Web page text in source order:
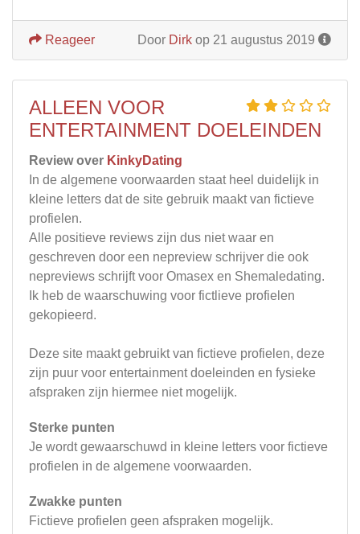
Door Dirk op 21 augustus 2019
Reageer
ALLEEN VOOR
ENTERTAINMENT DOELEINDEN
Review over KinkyDating
In de algemene voorwaarden staat heel duidelijk in
kleine letters dat de site gebruik maakt van fictieve
profielen.
Alle positieve reviews zijn dus niet waar en
geschreven door een nepreview schrijver die ook
nepreviews schrijft voor Omasex en Shemaledating.
Ik heb de waarschuwing voor fictlieve profielen
gekopieerd.
Deze site maakt gebruikt van fictieve profielen, deze
zijn puur voor entertainment doeleinden en fysieke
afspraken zijn hiermee niet mogelijk.
Sterke punten
Je wordt gewaarschuwd in kleine letters voor fictieve
profielen in de algemene voorwaarden.
Zwakke punten
Fictieve profielen geen afspraken mogelijk.